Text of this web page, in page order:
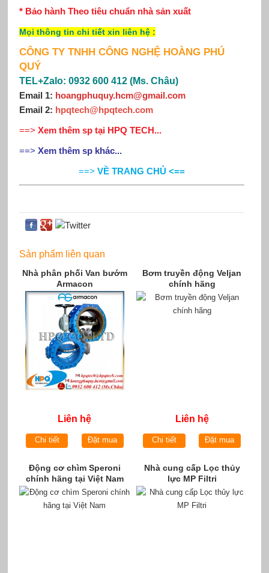
* Bảo hành Theo tiêu chuẩn nhà sản xuất
Mọi thông tin chi tiết xin liên hệ:
CÔNG TY TNHH CÔNG NGHỆ HOÀNG PHÚ
QUÝ
TEL+Zalo: 0932 600 412 (Ms. Châu)
Email 1: hoangphuquy.hcm@gmail.com
Email 2: hpqtech@hpqtech.com
==> Xem thêm sp tại HPQ TECH...
==> Xem thêm sp khác...
==> VỀ TRANG CHỦ <==
Sản phẩm liên quan
Nhà phân phối Van bướm
Armacon
Liên hệ
Chi tiết Đặt mua
Bơm truyền động Veljan
chính hãng
Liên hệ
Chi tiết Đặt mua
Động cơ chìm Speroni
chính hãng tại Việt Nam
Nhà cung cấp Lọc thủy
lực MP Filtri